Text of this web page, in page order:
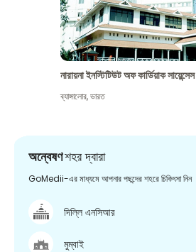
নারায়না ইনস্টিটিউট অফ কার্ডিয়াক সায়েন্সেস
ব্যাঙ্গালোর,ভারত
অন্বেষণশহর দ্বারা
GoMedii-এর মাধ্যমে আপনার পছন্দের শহরে চিকিৎসা নিন
দিল্লি এনসিআর
মুম্বাই